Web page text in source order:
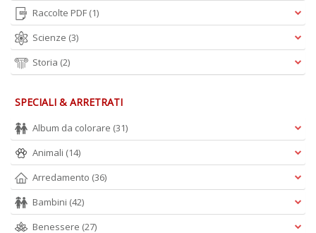
Raccolte PDF (1)
Scienze (3)
Storia (2)
SPECIALI & ARRETRATI
Album da colorare (31)
Animali (14)
Arredamento (36)
Bambini (42)
Benessere (27)